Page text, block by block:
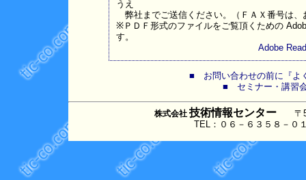
うえ
弊社までご送信ください。（ＦＡＸ番号は、
※ＰＤＦ形式のファイルをご覧頂くための
す。
Adobe
■ お問い合わせの前に『よ
■ セミナー・講習
株式会社 技術情報センター〒
TEL：０６－６３５８－